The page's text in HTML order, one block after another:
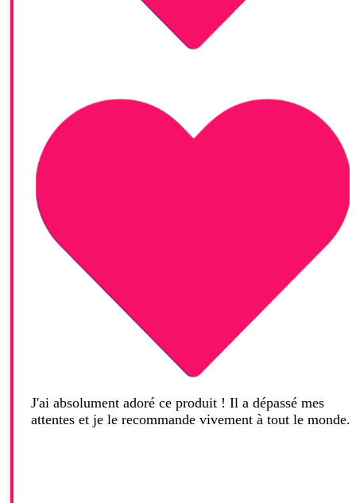
J'ai absolument adoré ce produit ! Il a dépassé mes
attentes et je le recommande vivement à tout le monde.